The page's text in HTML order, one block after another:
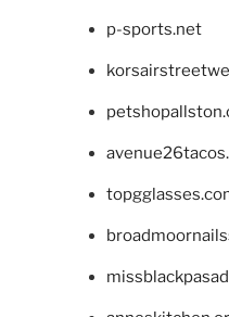
p-sports.net